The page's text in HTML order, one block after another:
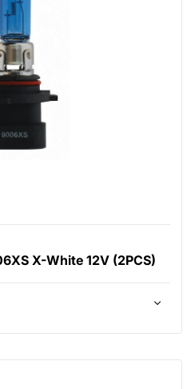
X-White 12V (2PCS)